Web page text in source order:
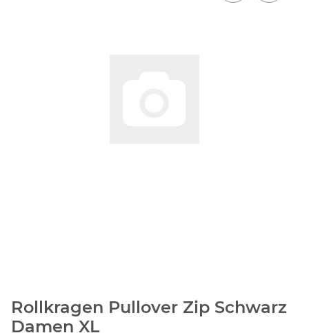
Rollkragen Pullover Zip Schwarz
Damen XL